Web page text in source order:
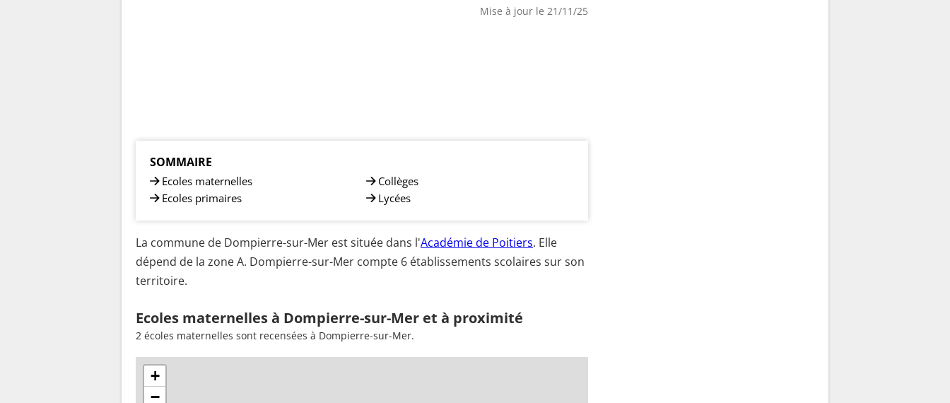
Mise à jour le 21/11/25
SOMMAIRE
Ecoles maternelles
Ecoles primaires
Collèges
Lycées
La commune de Dompierre-sur-Mer est située dans l'Académie de Poitiers. Elle
dépend de la zone A. Dompierre-sur-Mer compte 6 établissements scolaires sur son
territoire.
Ecoles maternelles à Dompierre-sur-Mer et à proximité
2 écoles maternelles sont recensées à Dompierre-sur-Mer.
+
−